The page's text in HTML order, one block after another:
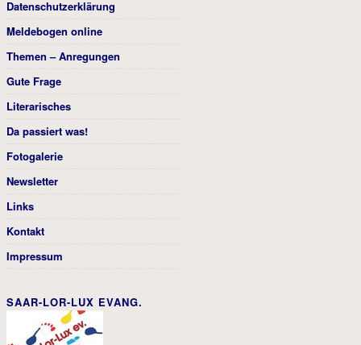
Datenschutzerklärung
Meldebogen online
Themen – Anregungen
Gute Frage
Literarisches
Da passiert was!
Fotogalerie
Newsletter
Links
Kontakt
Impressum
SAAR-LOR-LUX EVANG.